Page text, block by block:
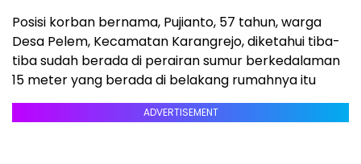
Posisi korban bernama, Pujianto, 57 tahun, warga
Desa Pelem, Kecamatan Karangrejo, diketahui tiba-
tiba sudah berada di perairan sumur berkedalaman
15 meter yang berada di belakang rumahnya itu
ADVERTISEMENT